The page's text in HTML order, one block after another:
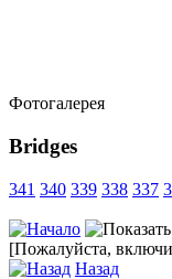
Фотогалерея
Bridges
341 340 339 338 337
[Пожалуйста,
Назад